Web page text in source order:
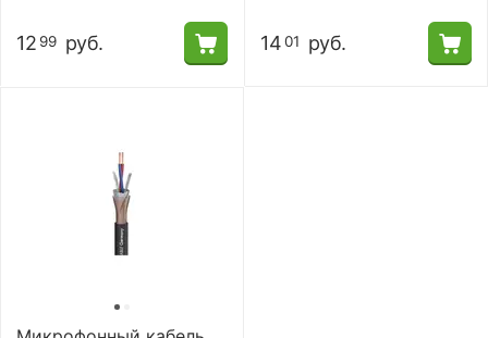
12 99 руб. 1401 руб.